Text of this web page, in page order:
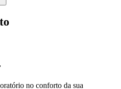
no conforto da sua